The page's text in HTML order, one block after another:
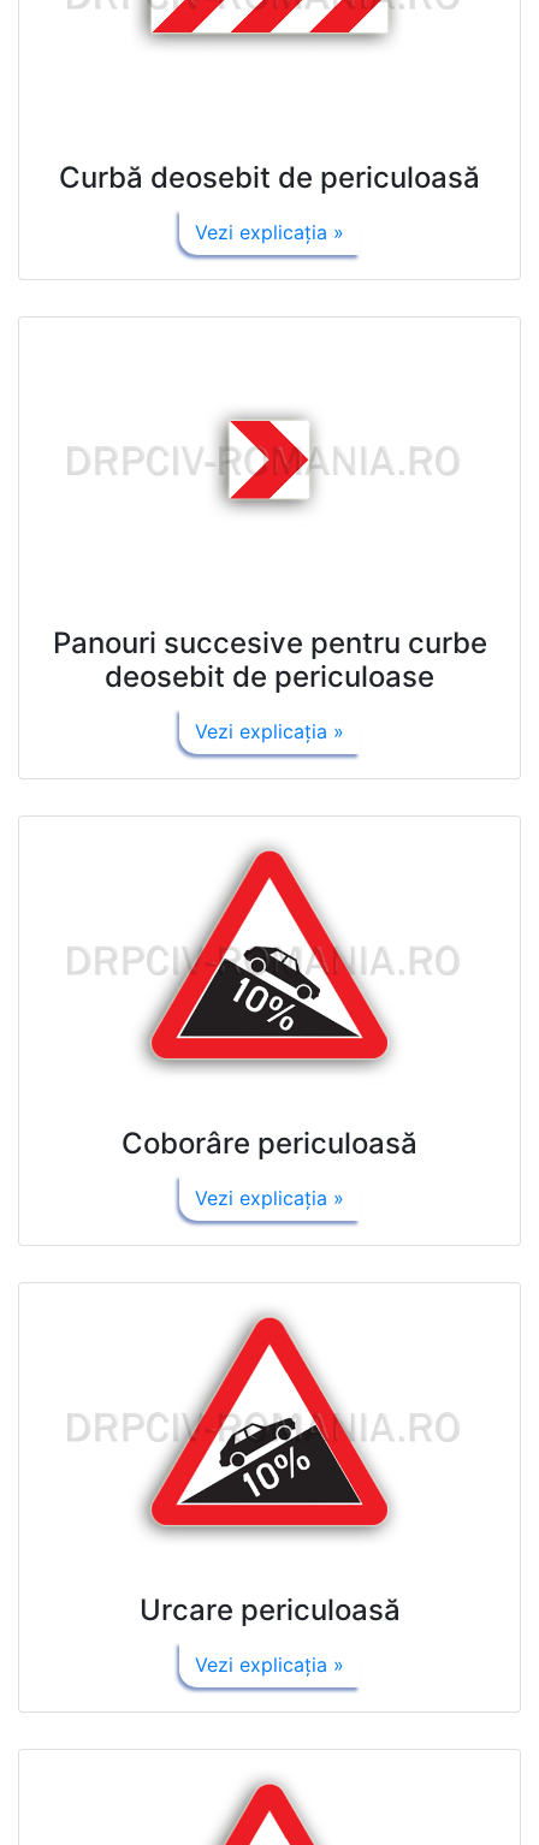
Curbă deosebit de periculoasă
Vezi explicaţia »
Panouri succesive pentru curbe
deosebit de periculoase
Vezi explicaţia »
Coborâre periculoasă
Vezi explicaţia »
Urcare periculoasă
Vezi explicaţia »